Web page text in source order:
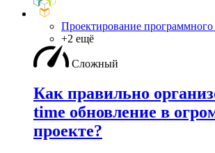
Проектирование программного
+2 ещё
Сложный
Как правильно
time обновление в
проекте?